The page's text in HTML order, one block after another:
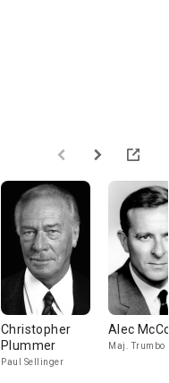
Christopher
Plummer
Paul Sellinger
Alec
Maj. Trumbo